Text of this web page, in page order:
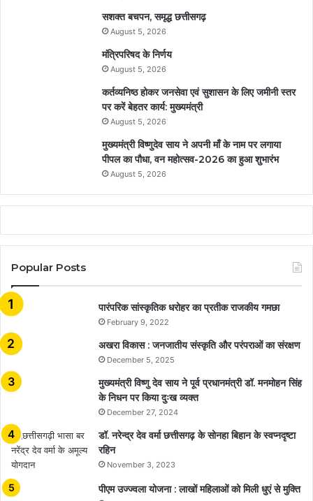
सशक्त बचपन, समृद्ध छत्तीसगढ़
August 5, 2026
मंत्रिपरिषद के निर्णय
August 5, 2026
कर्तव्यनिष्ठ होकर जनसेवा एवं सुशासन के लिए जमीनी स्तर
पर करें बेहतर कार्य: मुख्यमंत्री
August 5, 2026
मुख्यमंत्री विष्णुदेव साय ने अपनी माँ के नाम पर लगाया
पीपल का पौधा, वन महोत्सव-2026 का हुआ शुभारंभ
August 5, 2026
Popular Posts
​​​​​​​पारंपरिक सांस्कृतिक धरोहर का प्रतीक राजकीय गमछा
February 9, 2022
अखरा विकास : जनजातीय संस्कृति और परंपराओं का संरक्षण
December 5, 2025
मुख्यमंत्री विष्णु देव साय ने पूर्व प्रधानमंत्री डॉ. मनमोहन सिंह
के निधन पर किया दुःख व्यक्त
December 27, 2024
डॉ. नरेन्द्र देव वर्मा छत्तीसगढ़ के सोनहा बिहान के स्वप्नदृष्टा
रहिन
November 3, 2023
पीएम उज्ज्वला योजना : लाखों महिलाओं को मिली धुएं से मुक्ति